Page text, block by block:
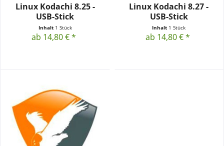
Linux Kodachi 8.25 -
USB-Stick
Inhalt 1 Stück
ab 14,80 € *
Linux Kodachi 8.27 -
USB-Stick
Inhalt 1 Stück
ab 14,80 € *